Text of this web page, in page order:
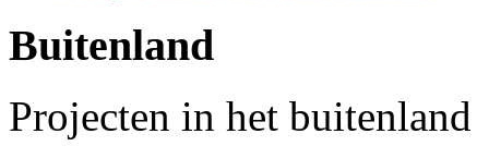
Buitenland
Projecten in het buitenland